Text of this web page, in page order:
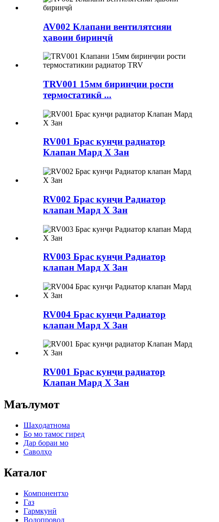
AV002 Клапани вентилятсияи
ҳавоии биринҷӣ
TRV001 15мм биринҷии рости
термостатикӣ ...
RV001 Брас кунҷи радиатор
Клапан Мард X Зан
RV002 Брас кунҷи Радиатор
клапан Мард X Зан
RV003 Брас кунҷи Радиатор
клапан Мард X Зан
RV004 Брас кунҷи Радиатор
клапан Мард X Зан
RV001 Брас кунҷи радиатор
Клапан Мард X Зан
Маълумот
Шаҳодатнома
Бо мо тамос гиред
Дар бораи мо
Саволҳо
Каталог
Компонентхо
Газ
Гармкунӣ
Водопровод